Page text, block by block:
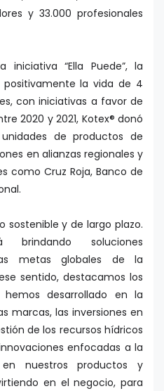
y 33.000 profesionales
“Ella Puede”, la
la vida de 4
con iniciativas a favor de
2020 y 2021, Kotex® donó
de productos de
en alianzas regionales y
como Cruz Roja, Banco de
sostenible y de largo plazo.
soluciones
metas globales de la
sentido, destacamos los
desarrollado en la
marcas, las inversiones en
de los recursos hídricos
enfocadas a la
nuestros productos y
en el negocio, para